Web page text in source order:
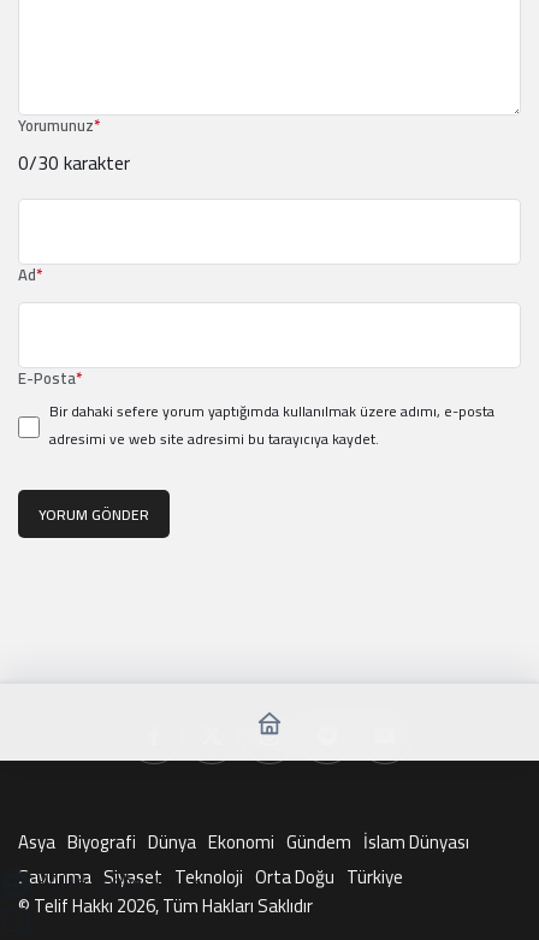
Yorumunuz*
0/30 karakter
Ad*
E-Posta*
Bir dahaki sefere yorum yaptığımda kullanılmak üzere adımı, e-posta
adresimi ve web site adresimi bu tarayıcıya kaydet.
YORUM GÖNDER
Asya Biyografi Dünya Ekonomi Gündem İslam Dünyası
Savunma Siyaset Teknoloji Orta Doğu Türkiye
© Telif Hakkı 2026, Tüm Hakları Saklıdır
KAI ile Sohbet Et